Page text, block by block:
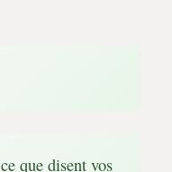
que disent vos